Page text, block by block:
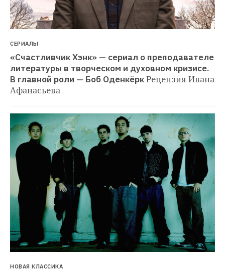
СЕРИАЛЫ
«Счастливчик Хэнк» — сериал о преподавателе
литературы в творческом и духовном кризисе.
В главной роли — Боб ОденкёркРецензия Ивана
Афанасьева
НОВАЯ КЛАССИКА